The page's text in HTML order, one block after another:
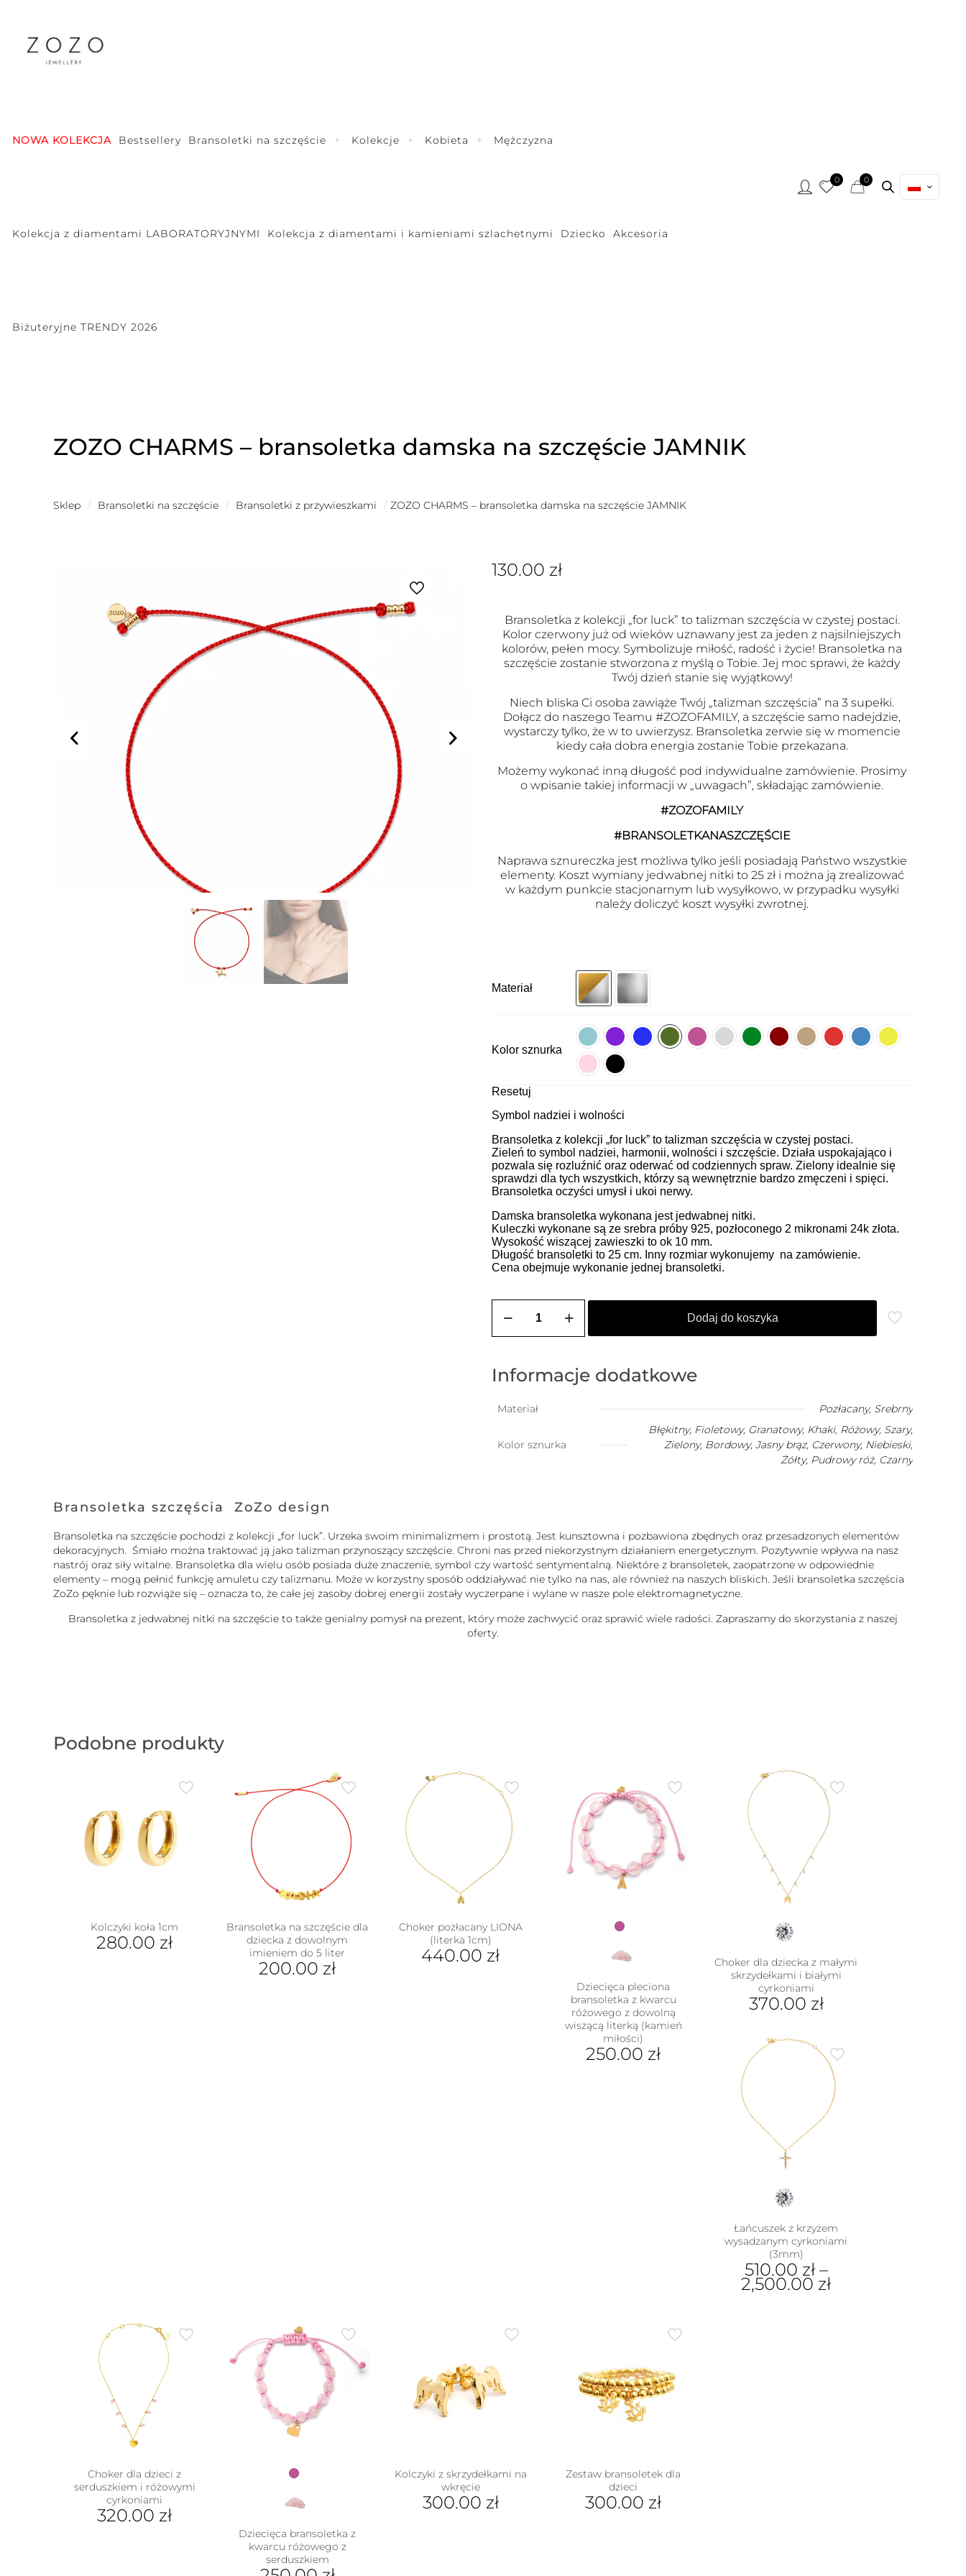
NOWA KOLEKCJA Bestsellery Bransoletki na szczęście Kolekcje Kobieta Mężczyzna
Kolekcja z diamentami LABORATORYJNYMI Kolekcja z diamentami i kamieniami szlachetnymi Dziecko Akcesoria
Biżuteryjne TRENDY 2026
0 0
ZOZO CHARMS – bransoletka damska na szczęście JAMNIK
Sklep / Bransoletki na szczęście / Bransoletki z przywieszkami / ZOZO CHARMS – bransoletka damska na szczęście JAMNIK
130.00 zł
Bransoletka z kolekcji „for luck” to talizman szczęścia w czystej postaci.
Kolor czerwony już od wieków uznawany jest za jeden z najsilniejszych
kolorów, pełen mocy. Symbolizuje miłość, radość i życie! Bransoletka na
szczęście zostanie stworzona z myślą o Tobie. Jej moc sprawi, że każdy
Twój dzień stanie się wyjątkowy!
Niech bliska Ci osoba zawiąże Twój „talizman szczęścia” na 3 supełki.
Dołącz do naszego Teamu #ZOZOFAMILY, a szczęście samo nadejdzie,
wystarczy tylko, że w to uwierzysz. Bransoletka zerwie się w momencie
kiedy cała dobra energia zostanie Tobie przekazana.
Możemy wykonać inną długość pod indywidualne zamówienie. Prosimy
o wpisanie takiej informacji w „uwagach”, składając zamówienie.
#ZOZOFAMILY
#BRANSOLETKANASZCZĘŚCIE
Naprawa sznureczka jest możliwa tylko jeśli posiadają Państwo wszystkie
elementy. Koszt wymiany jedwabnej nitki to 25 zł i można ją zrealizować
w każdym punkcie stacjonarnym lub wysyłkowo, w przypadku wysyłki
należy doliczyć koszt wysyłki zwrotnej.
Materiał
Kolor sznurka
Resetuj
Symbol nadziei i wolności
Bransoletka z kolekcji „for luck” to talizman szczęścia w czystej postaci.
Zieleń to symbol nadziei, harmonii, wolności i szczęście. Działa uspokajająco i
pozwala się rozluźnić oraz oderwać od codziennych spraw. Zielony idealnie się
sprawdzi dla tych wszystkich, którzy są wewnętrznie bardzo zmęczeni i spięci.
Bransoletka oczyści umysł i ukoi nerwy.
Damska bransoletka wykonana jest jedwabnej nitki.
Kuleczki wykonane są ze srebra próby 925, pozłoconego 2 mikronami 24k złota.
Wysokość wiszącej zawieszki to ok 10 mm.
Długość bransoletki to 25 cm. Inny rozmiar wykonujemy na zamówienie.
Cena obejmuje wykonanie jednej bransoletki.
ZOZO
damska
na
JAMNIK
Dodaj do koszyka
Informacje dodatkowe
Materiał Pozłacany, Srebrny
Kolor sznurka
Błękitny, Fioletowy, Granatowy, Khaki, Różowy, Szary,
Zielony, Bordowy, Jasny brąz, Czerwony, Niebieski,
Żółty, Pudrowy róż, Czarny
Bransoletka szczęścia ZoZo design
Bransoletka na szczęście pochodzi z kolekcji „for luck”. Urzeka swoim minimalizmem i prostotą. Jest kunsztowna i pozbawiona zbędnych oraz przesadzonych elementów
dekoracyjnych. Śmiało można traktować ją jako talizman przynoszący szczęście. Chroni nas przed niekorzystnym działaniem energetycznym. Pozytywnie wpływa na nasz
nastrój oraz siły witalne. Bransoletka dla wielu osób posiada duże znaczenie, symbol czy wartość sentymentalną. Niektóre z bransoletek, zaopatrzone w odpowiednie
elementy – mogą pełnić funkcję amuletu czy talizmanu. Może w korzystny sposób oddziaływać nie tylko na nas, ale również na naszych bliskich. Jeśli bransoletka szczęścia
ZoZo pęknie lub rozwiąże się – oznacza to, że całe jej zasoby dobrej energii zostały wyczerpane i wylane w nasze pole elektromagnetyczne.
Bransoletka z jedwabnej nitki na szczęście to także genialny pomysł na prezent, który może zachwycić oraz sprawić wiele radości. Zapraszamy do skorzystania z naszej
oferty.
Podobne produkty
Kolczyki koła 1cm
280.00 zł
Bransoletka na szczęście dla
dziecka z dowolnym
imieniem do 5 liter
200.00 zł
Choker pozłacany LIONA
(literka 1cm)
440.00 zł
Dziecięca pleciona
bransoletka z kwarcu
różowego z dowolną
wiszącą literką (kamień
miłości)
250.00 zł
Choker dla dziecka z małymi
skrzydełkami i białymi
cyrkoniami
370.00 zł
Łańcuszek z krzyżem
wysadzanym cyrkoniami
(3mm)
510.00 zł–
2,500.00 zł
Choker dla dzieci z
serduszkiem i różowymi
cyrkoniami
320.00 zł
Dziecięca bransoletka z
kwarcu różowego z
serduszkiem
Kolczyki z skrzydełkami na
wkręcie
300.00 zł
Zestaw bransoletek dla
dzieci
300.00 zł